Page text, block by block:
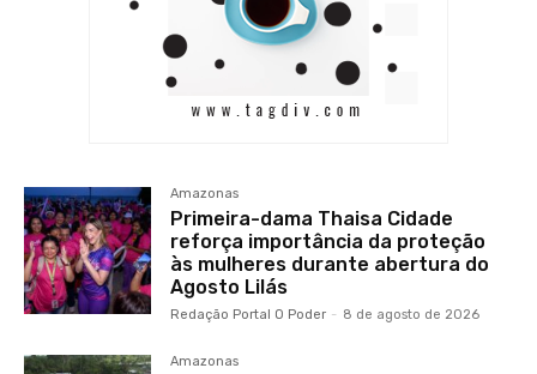
Amazonas
Primeira-dama Thaisa Cidade
reforça importância da proteção
às mulheres durante abertura do
Agosto Lilás
Redação Portal O Poder - 8 de agosto de 2026
Amazonas